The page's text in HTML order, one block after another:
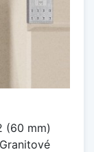
(60 mm)